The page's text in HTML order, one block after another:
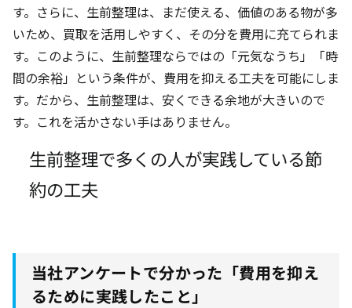
す。さらに、生前整理は、まだ使える、価値のある物が多
いため、買取を活用しやすく、その分を費用に充てられま
す。このように、生前整理ならではの「元気なうち」「時
間の余裕」という条件が、費用を抑える工夫を可能にしま
す。だから、生前整理は、安くできる余地が大きいので
す。これを活かさない手はありません。
生前整理で多くの人が実践している節
約の工夫
当社アンケートで分かった「費用を抑え
るために実践したこと」